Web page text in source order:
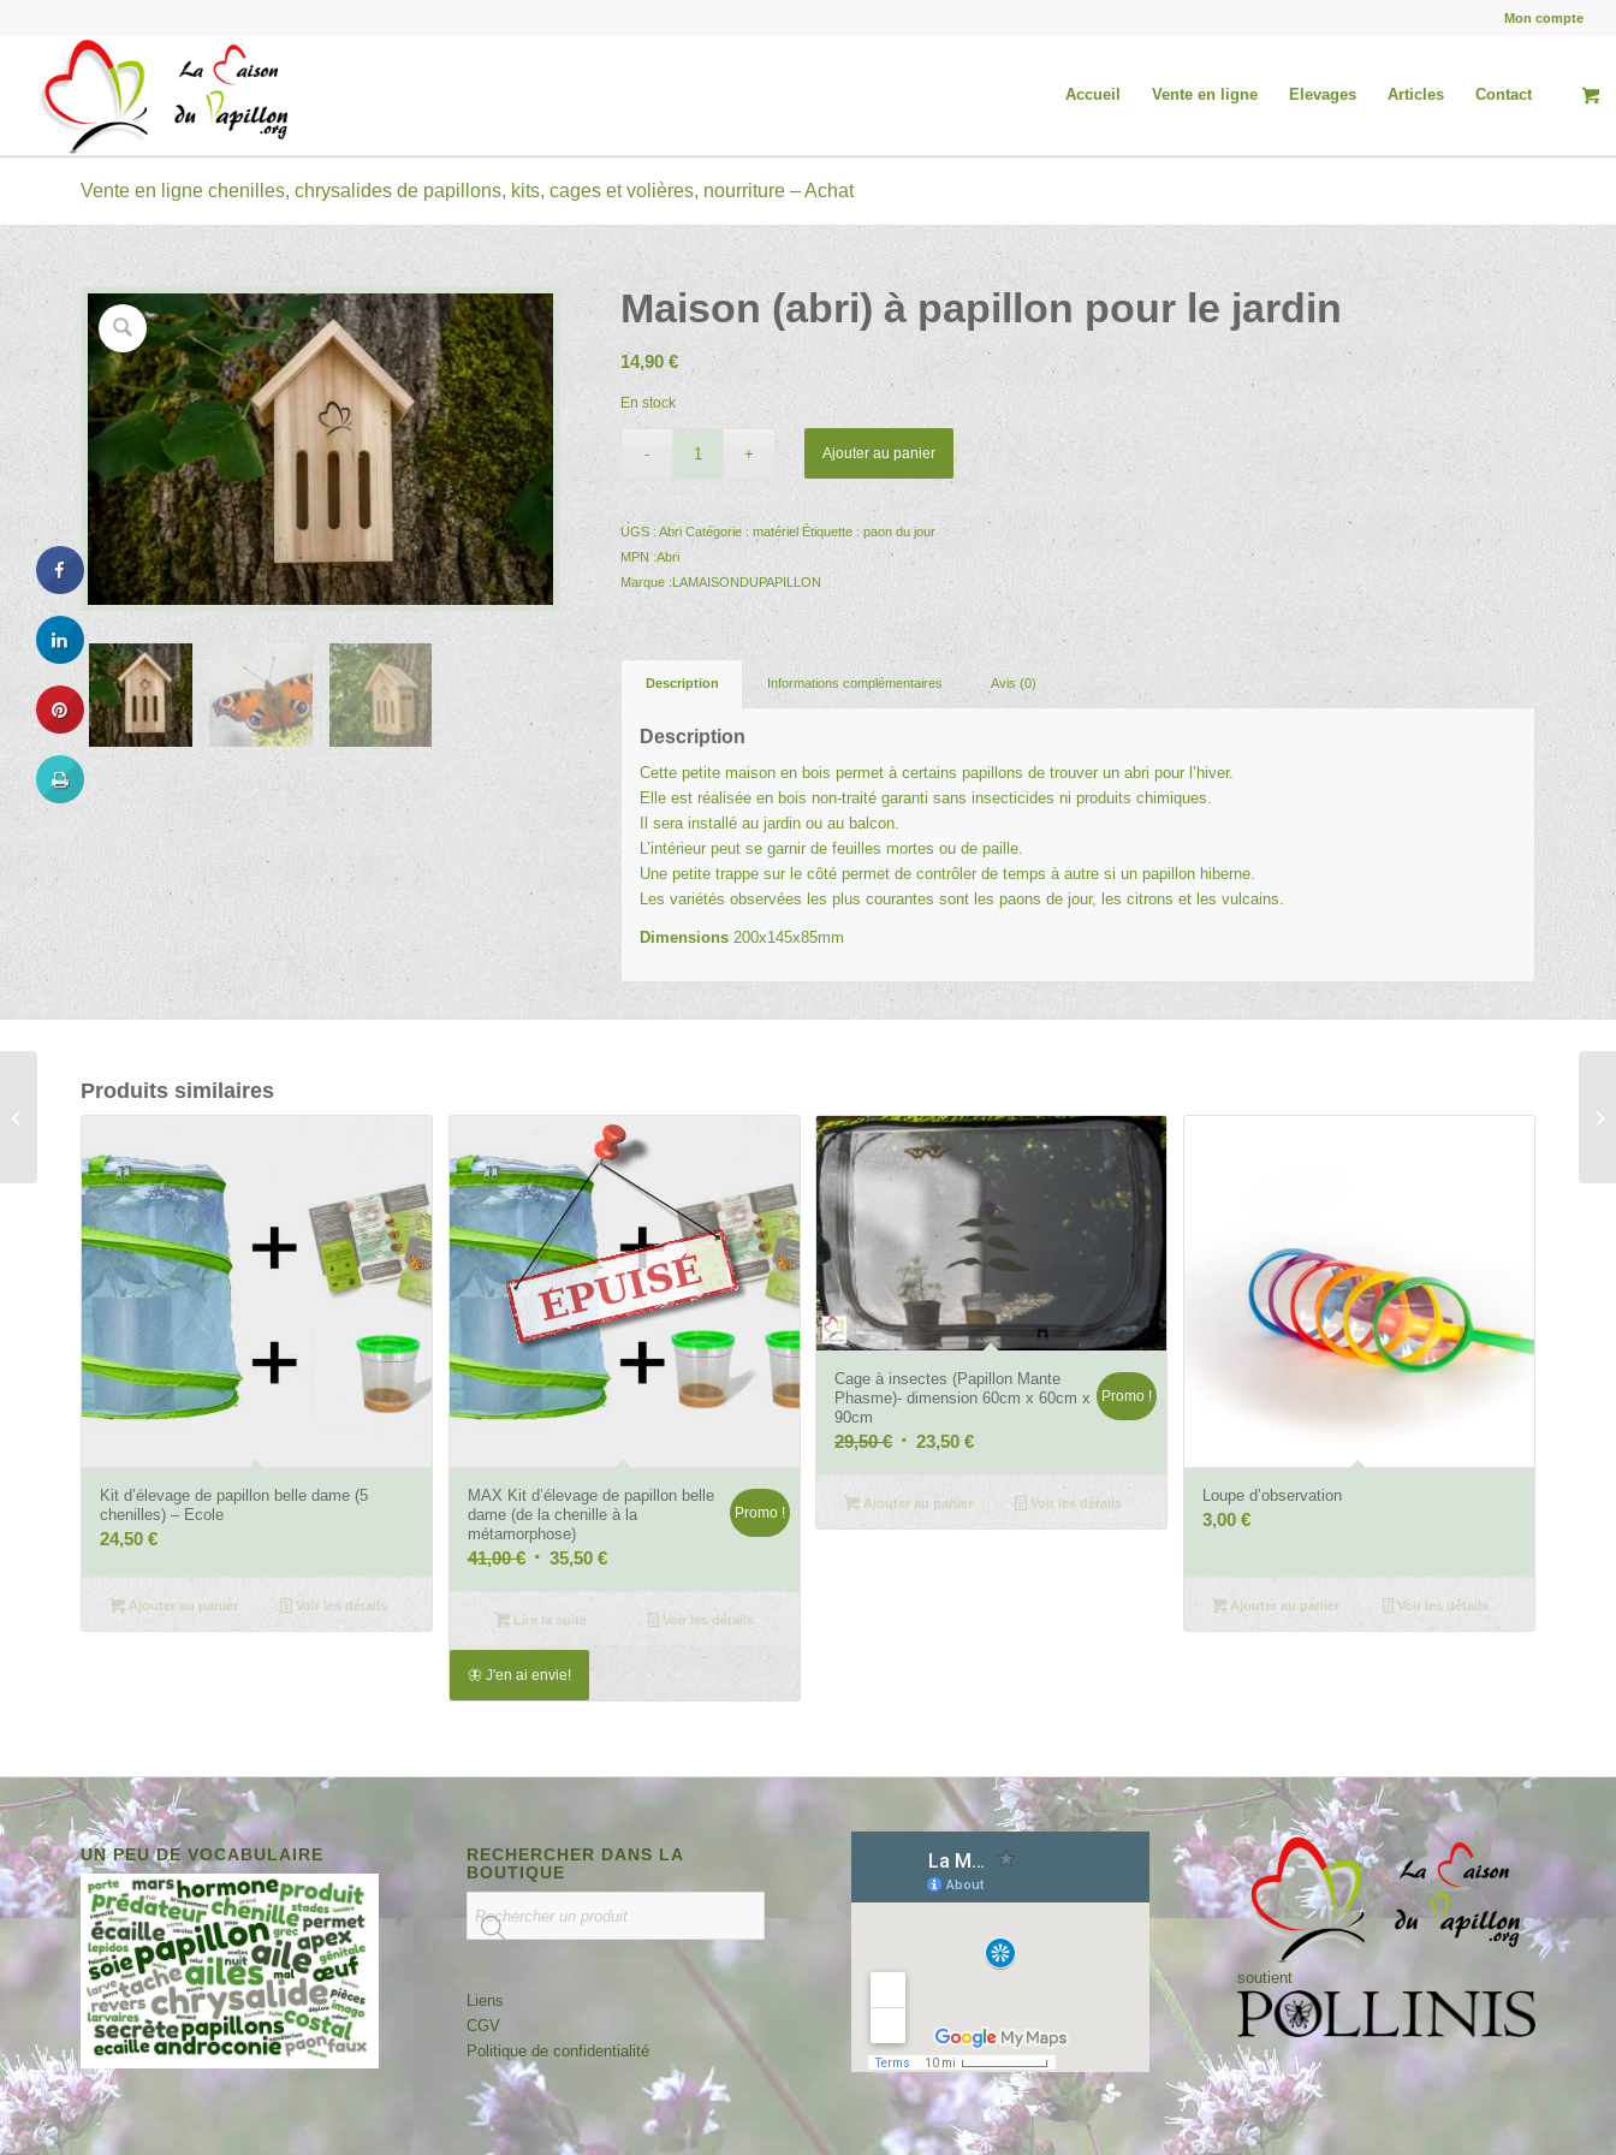
Mon compte
Accueil Vente en ligne Elevages Articles Contact
Vente en ligne chenilles, chrysalides de papillons, kits, cages et volières, nourriture – Achat
Maison (abri) à papillon pour le jardin
14,90€
En stock
Ajouter au panier
UGS :Abri Catégorie :matériel Étiquette :paon du jour
MPN :Abri
Marque : LAMAISONDUPAPILLON
Description Informations complémentaires Avis (0)
Description
Cette petite maison en bois permet à certains papillons de trouver un abri pour l’hiver.
Elle est réalisée en bois non-traité garanti sans insecticides ni produits chimiques.
Il sera installé au jardin ou au balcon.
L’intérieur peut se garnir de feuilles mortes ou de paille.
Une petite trappe sur le côté permet de contrôler de temps à autre si un papillon hiberne.
Les variétés observées les plus courantes sont lespaons de jour, les citrons et les vulcains.
Dimensions 200x145x85mm
Produits similaires
Kit d’élevage de papillon belle dame (5
chenilles) – Ecole
24,50 €
Ajouter au panier Voir les détails
MAX Kit d’élevage de papillon belle
dame (de la chenille à la
métamorphose)
41,00€ Le
initial
41,00 €.
35,50 €Le
actuel
Promo !
Lire la suite Voir les détails
🦋 J'en ai envie!
Cage à insectes (Papillon Mante
Phasme)- dimension 60cm x 60cm x
90cm
29,50€ Le
initial
était :
23,50€Le
actuel
est :
Promo !
Ajouter au panier Voir les détails
Loupe d’observation
3,00 €
Ajouter au panier Voir les détails
UN PEU DE VOCABULAIRE
RECHERCHER DANS LA
BOUTIQUE
Liens
CGV
Politique de confidentialité
soutient
Kit d’élevage de
papillon belle dame (5